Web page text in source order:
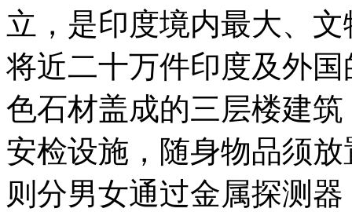
立，是印度境内最大、
将近二十万件印度及外
色石材盖成的三层楼建
安检设施，随身物品须
则分男女通过金属探测